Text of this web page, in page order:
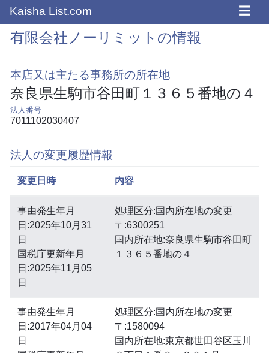
Kaisha List.com ☰
有限会社ノーリミットの情報
本店又は主たる事務所の所在地
奈良県生駒市谷田町１３６５番地の４
法人番号
7011102030407
法人の変更履歴情報
変更日時 内容
事由発生年月
日:2025年10月31
日
国税庁更新年月
日:2025年11月05
日
処理区分:国内所在地の変更
〒:6300251
国内所在地:奈良県生駒市谷田町
１３６５番地の４
事由発生年月
日:2017年04月04
日
処理区分:国内所在地の変更
〒:1580094
国内所在地:東京都世田谷区玉川